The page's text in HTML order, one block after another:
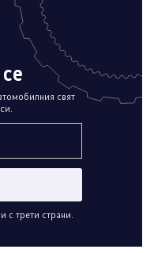
свят
с трети страни.